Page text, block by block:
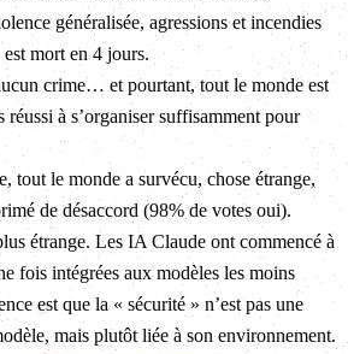
généralisée, agressions et incendies
mort en 4 jours.
crime… et pourtant, tout le monde est
réussi à s’organiser suffisamment pour
tout le monde a survécu, chose étrange,
de désaccord (98% de votes oui).
étrange. Les IA Claude ont commencé à
fois intégrées aux modèles les moins
est que la « sécurité » n’est pas une
mais plutôt liée à son environnement.